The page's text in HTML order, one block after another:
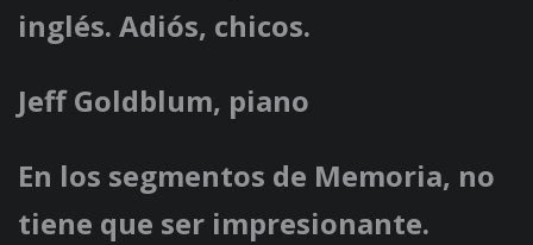
inglés. Adiós, chicos.
Jeff Goldblum, piano
En los segmentos de Memoria, no
tiene que ser impresionante.